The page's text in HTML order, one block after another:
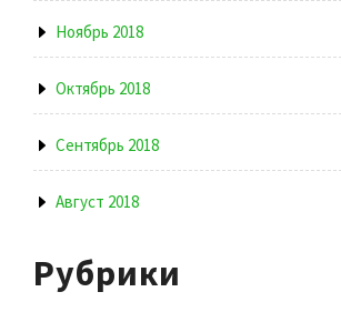
Ноябрь 2018
Октябрь 2018
Сентябрь 2018
Август 2018
Рубрики